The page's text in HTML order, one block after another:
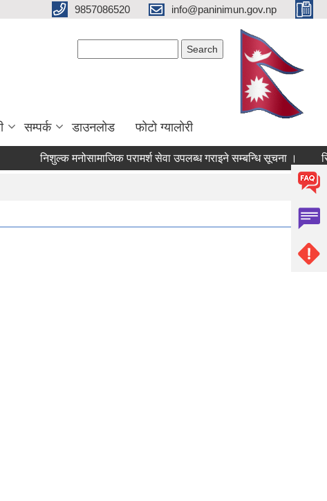
9857086520 info@paninimun.gov.np
सम्पर्क डाउनलोड फोटो ग्यालोरी
निशुल्क मनोसामाजिक परामर्श सेवा उपलब्ध गराइने सम्बन्धि सूचना । सिसा,